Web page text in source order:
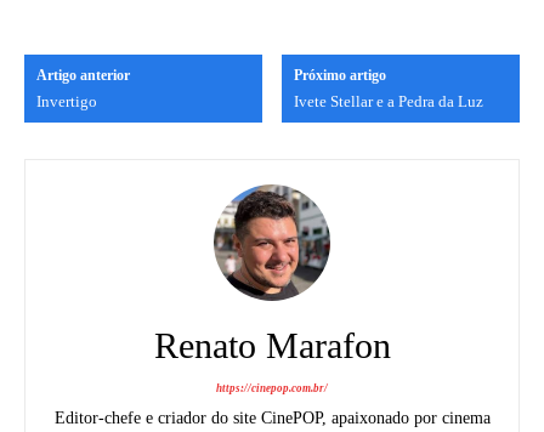
Artigo anterior
Invertigo
Próximo artigo
Ivete Stellar e a Pedra da Luz
Renato Marafon
https://cinepop.com.br/
Editor-chefe e criador do site CinePOP, apaixonado por cinema